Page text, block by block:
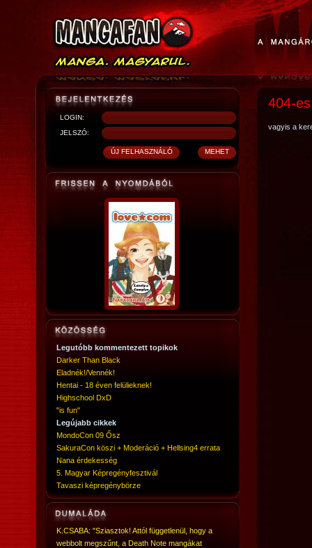
LOGIN:
JELSZÓ:
Legutóbb kommentezett topikok
Darker Than Black
Eladnék!/Vennék!
Hentai - 18 éven felülieknek!
Highschool DxD
"is fun"
Legújabb cikkek
MondoCon 09 Ősz
SakuraCon köszi + Moderáció + Hellsing4 errata
Nana érdekesség
5. Magyar Képregényfesztivál
Tavaszi képregénybörze
K.CSABA: "Sziasztok! Attól függetlenül, hogy a
webbolt megszűnt, a Death Note mangákat
404-
vagyis a